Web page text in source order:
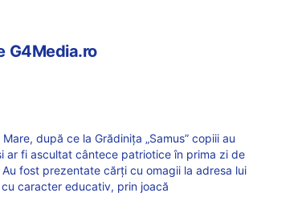
G4Media.ro
după ce la Grădinița „Samus” copiii au
ar fi ascultat cântece patriotice în prima zi de
fost prezentate cărți cu omagii la adresa lui
caracter educativ, prin joacă